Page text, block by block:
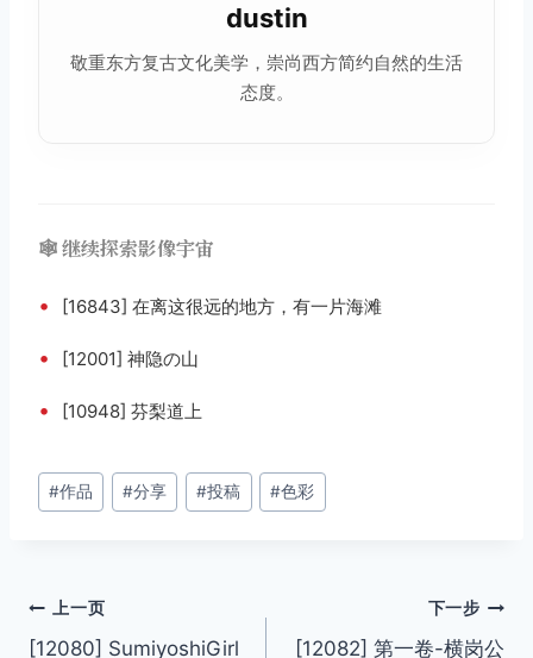
dustin
敬重东方复古文化美学，崇尚西方简约自然的生活
态度。
🕸️ 继续探索影像宇宙
• [16843] 在离这很远的地方，有一片海滩
• [12001] 神隐の山
• [10948] 芬梨道上
文
章
#作品 #分享 #投稿 #色彩
文上一页
[12080] SumiyoshiGirl
下一步
[12082] 第一卷-横岗公